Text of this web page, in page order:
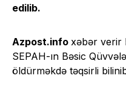
edilib.
Azpost.info xəbər verir
SEPAH-ın Bəsic
öldürməkdə təqsirli